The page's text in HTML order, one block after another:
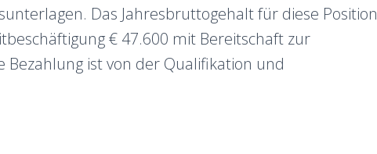
Das Jahresbruttogehalt für diese Position
€ 47.600 mit Bereitschaft zur
Bezahlung ist von der Qualifikation und